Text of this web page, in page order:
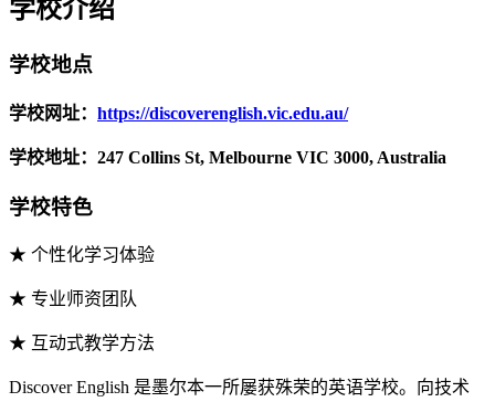
学校介绍
学校地点
学校网址： https://discoverenglish.vic.edu.au/
学校地址：247 Collins St, Melbourne VIC 3000, Australia
学校特色
★ 个性化学习体验
★ 专业师资团队
★ 互动式教学方法
Discover English 是墨尔本一所屡获殊荣的英语学校。向技术